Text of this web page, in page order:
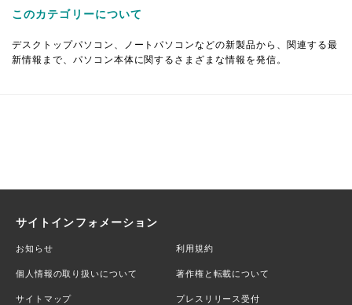
このカテゴリーについて
デスクトップパソコン、ノートパソコンなどの新製品から、関連する最
新情報まで、パソコン本体に関するさまざまな情報を発信。
サイトインフォメーション
お知らせ 利用規約
個人情報の取り扱いについて 著作権と転載について
サイトマップ プレスリリース受付